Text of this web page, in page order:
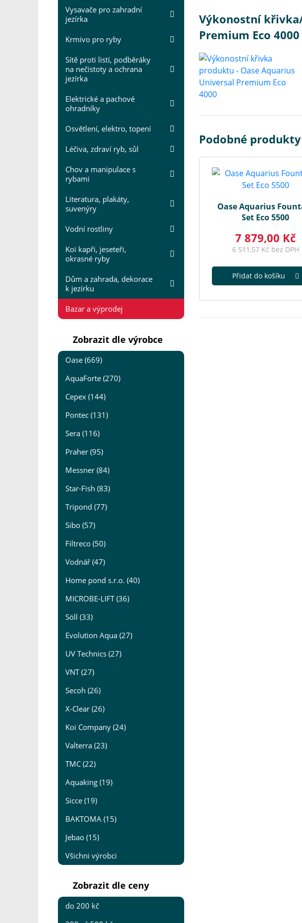
Vysavače pro zahradní
jezírka
Krmivo pro ryby
Sítě proti listí, podběráky
na nečistoty a ochrana
jezírka
Elektrické a pachové
ohradníky
Osvětlení, elektro, topení
Léčiva, zdraví ryb, sůl
Chov a manipulace s
rybami
Literatura, plakáty,
suvenýry
Vodní rostliny
Koi kapři, jeseteři,
okrasné ryby
Dům a zahrada, dekorace
k jezírku
Bazar a výprodej
Zobrazit dle výrobce
Oase (669)
AquaForte (270)
Cepex (144)
Pontec (131)
Sera (116)
Praher (95)
Messner (84)
Star-Fish (83)
Tripond (77)
Sibo (57)
Filtreco (50)
Vodnář (47)
Home pond s.r.o. (40)
MICROBE-LIFT (36)
Söll (33)
Evolution Aqua (27)
UV Technics (27)
VNT (27)
Secoh (26)
X-Clear (26)
Koi Company (24)
Valterra (23)
TMC (22)
Aquaking (19)
Sicce (19)
BAKTOMA (15)
Jebao (15)
Všichni výrobci
Zobrazit dle ceny
do 200 kč
Výkonostní
Premium Eco 4000
Podobné
Oase Aquarius
Set Eco 5500
7 879,00 Kč
6 511,57 Kč bez DPH
Přidat do košíku